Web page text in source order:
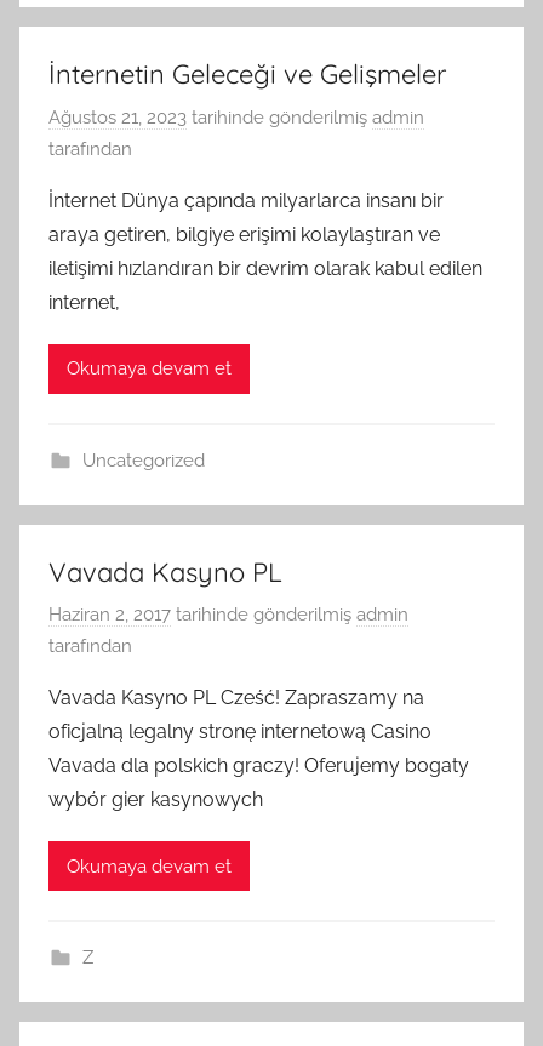
İnternetin Geleceği ve Gelişmeler
Ağustos 21, 2023 tarihinde gönderilmiş admin
tarafından
İnternet Dünya çapında milyarlarca insanı bir
araya getiren, bilgiye erişimi kolaylaştıran ve
iletişimi hızlandıran bir devrim olarak kabul edilen
internet,
Okumaya devam et
Uncategorized
Vavada Kasyno PL
Haziran 2, 2017 tarihinde gönderilmiş admin
tarafından
Vavada Kasyno PL Cześć! Zapraszamy na
oficjalną legalny stronę internetową Casino
Vavada dla polskich graczy! Oferujemy bogaty
wybór gier kasynowych
Okumaya devam et
Z